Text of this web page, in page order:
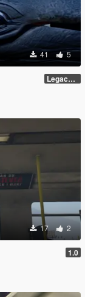
41 5
Legacy - Beta 1.1 (raw DDS files)
17 2
1.0